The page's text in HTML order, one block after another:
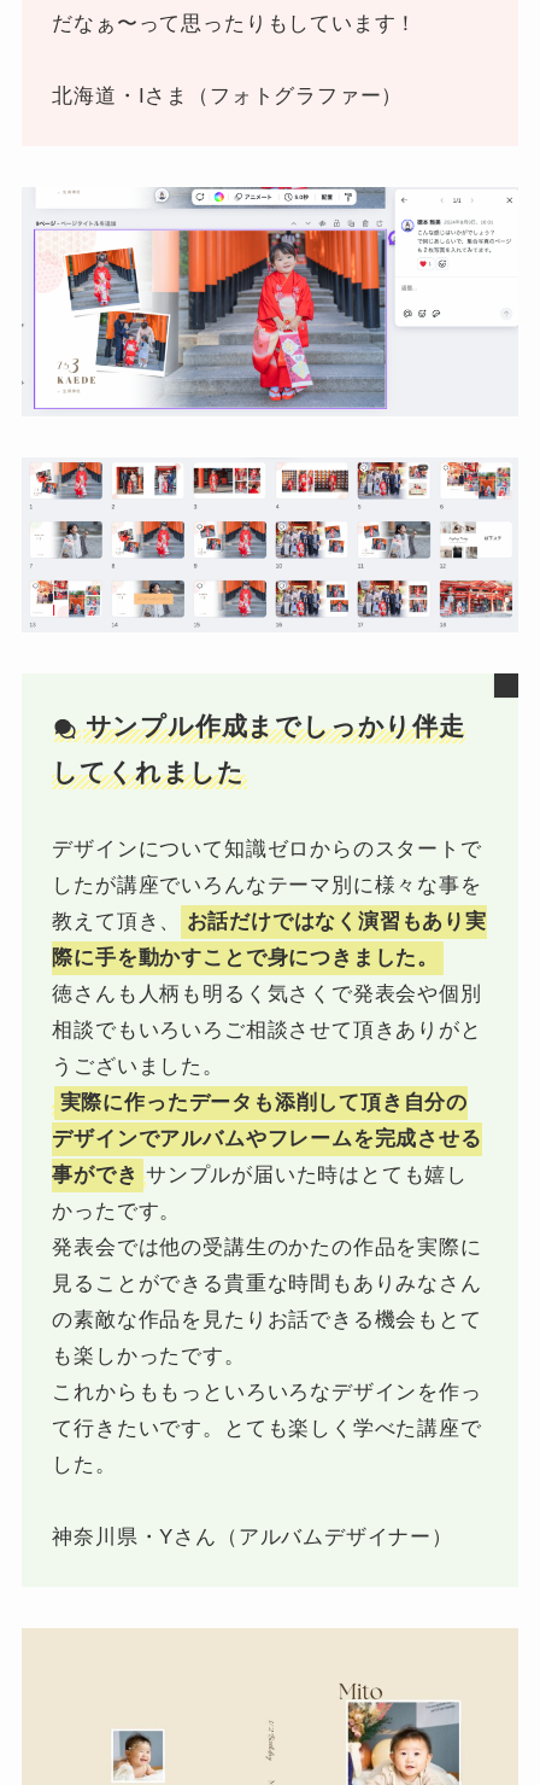
だなぁ〜って思ったりもしています！
北海道・Iさま（フォトグラファー）
サンプル作成までしっかり伴走
してくれました
デザインについて知識ゼロからのスタートで
したが講座でいろんなテーマ別に様々な事を
教えて頂き、
お話だけではなく演習もあり実
際に手を動かすことで身につきました。
徳さんも人柄も明るく気さくで発表会や個別
相談でもいろいろご相談させて頂きありがと
うございました。
実際に作ったデータも添削して頂き自分の
デザインでアルバムやフレームを完成させる
事ができ サンプルが届いた時はとても嬉し
かったです。
発表会では他の受講生のかたの作品を実際に
見ることができる貴重な時間もありみなさん
の素敵な作品を見たりお話できる機会もとて
も楽しかったです。
これからももっといろいろなデザインを作っ
て行きたいです。とても楽しく学べた講座で
した。
神奈川県・Yさん（アルバムデザイナー）